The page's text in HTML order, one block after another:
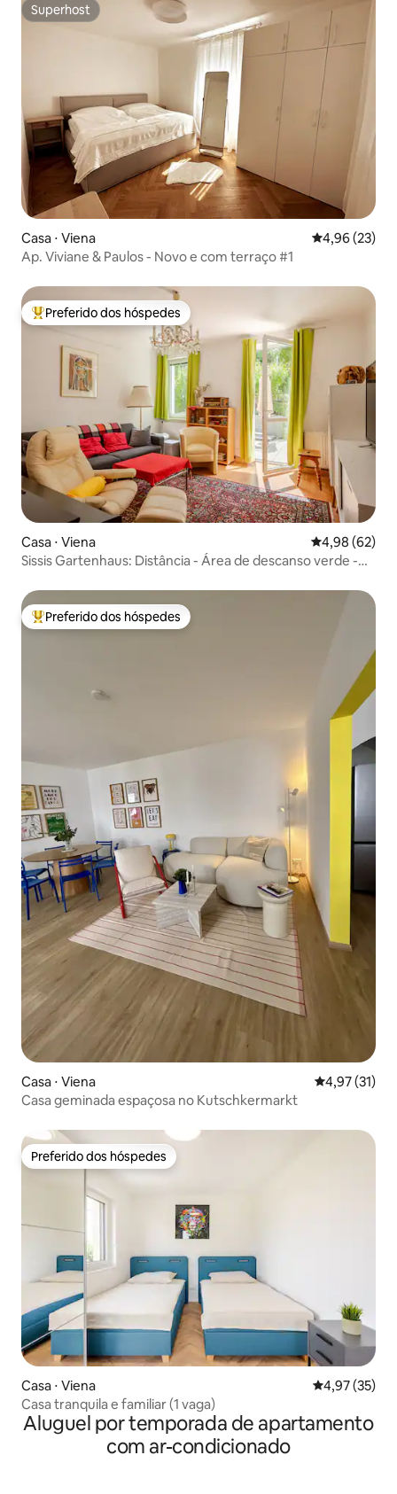
Superhost
Superhost
Casa ⋅ Viena 4,96 de uma
4,96 (23)
Ap. Viviane & Paulos - Novo e com terraço #1
Entre os melhores preferidos dos hóspedes
Preferido dos hóspedes
Casa ⋅ Viena 4,98 de uma
4,98 (62)
Sissis Gartenhaus: Distância - Área de descanso verde -
Entre os melhores preferidos dos hóspedes
Preferido dos hóspedes
Casa ⋅ Viena 4,97 de uma
4,97 (31)
Casa geminada espaçosa no Kutschkermarkt
Preferido dos hóspedes
Preferido dos hóspedes
Casa ⋅ Viena 4,97 de uma
4,97 (35)
Casa tranquila e familiar (1 vaga)
Aluguel por temporada de apartamento
com ar-condicionado